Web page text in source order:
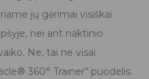
jų gėrimai visiškai
nei ant naktinio
Ne, tai ne visai
360° Trainer“ puodelis.